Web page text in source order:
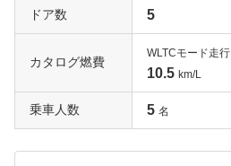
ドア数 5
カタログ燃費
WLTCモード走行
10.5 km/L
乗車人数 5 名